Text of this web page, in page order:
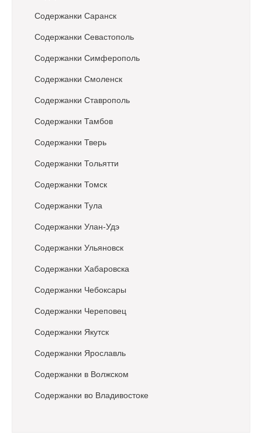
Содержанки Саранск
Содержанки Севастополь
Содержанки Симферополь
Содержанки Смоленск
Содержанки Ставрополь
Содержанки Тамбов
Содержанки Тверь
Содержанки Тольятти
Содержанки Томск
Содержанки Тула
Содержанки Улан-Удэ
Содержанки Ульяновск
Содержанки Хабаровска
Содержанки Чебоксары
Содержанки Череповец
Содержанки Якутск
Содержанки Ярославль
Содержанки в Волжском
Содержанки во Владивостоке